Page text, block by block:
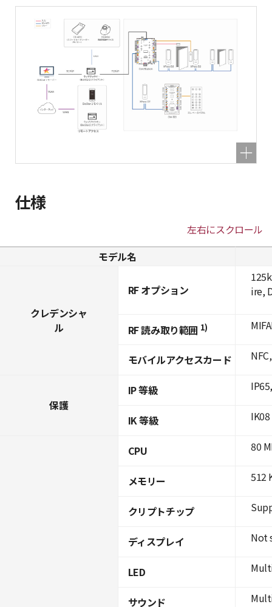
仕様
左右にスクロール
モデル名
クレデンシャ
ル
RF オプション
RF 読み取り範囲 1)
モバイルアクセスカード
保護
IP 等級
IK 等級
CPU
メモリー
クリプトチップ
ディスプレイ
LED
サウンド
ire,
IK08
80
512
Not